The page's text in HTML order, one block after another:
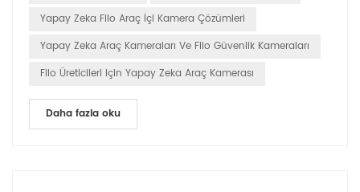
Yapay Zeka Filo Araç İçi Kamera Çözümleri
Yapay Zeka Araç Kameraları Ve Filo Güvenlik Kameraları
Filo Üreticileri Için Yapay Zeka Araç Kamerası
Daha fazla oku